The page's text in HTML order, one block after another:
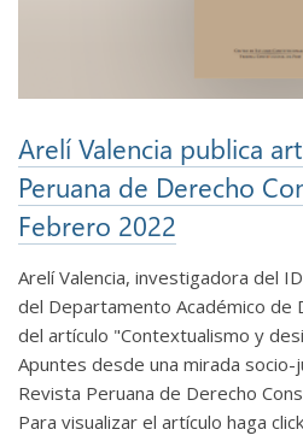
Arelí Valencia publica
Peruana de Derecho
Febrero 2022
Arelí Valencia, investigadora del
del Departamento Académico de
del artículo "Contextualismo y
Apuntes desde una mirada socio-
Revista Peruana de Derecho
Para visualizar el artículo haga